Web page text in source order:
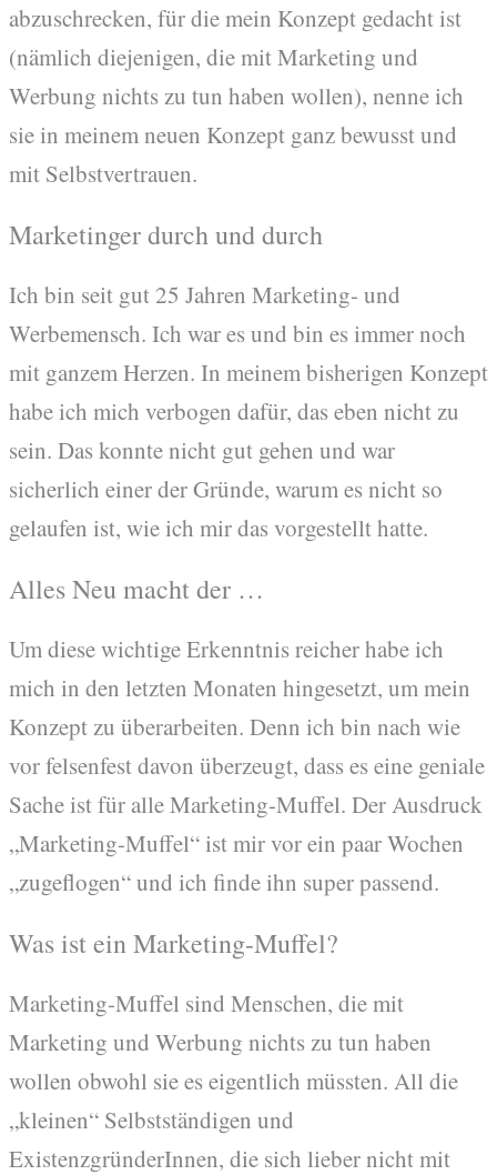
abzuschrecken, für die mein Konzept gedacht ist
(nämlich diejenigen, die mit Marketing und
Werbung nichts zu tun haben wollen), nenne ich
sie in meinem neuen Konzept ganz bewusst und
mit Selbstvertrauen.
Marketinger durch und durch
Ich bin seit gut 25 Jahren Marketing- und
Werbemensch. Ich war es und bin es immer noch
mit ganzem Herzen. In meinem bisherigen Konzept
habe ich mich verbogen dafür, das eben nicht zu
sein. Das konnte nicht gut gehen und war
sicherlich einer der Gründe, warum es nicht so
gelaufen ist, wie ich mir das vorgestellt hatte.
Alles Neu macht der …
Um diese wichtige Erkenntnis reicher habe ich
mich in den letzten Monaten hingesetzt, um mein
Konzept zu überarbeiten. Denn ich bin nach wie
vor felsenfest davon überzeugt, dass es eine geniale
Sache ist für alle Marketing-Muffel. Der Ausdruck
„Marketing-Muffel“ ist mir vor ein paar Wochen
„zugeflogen“ und ich finde ihn super passend.
Was ist ein Marketing-Muffel?
Marketing-Muffel sind Menschen, die mit
Marketing und Werbung nichts zu tun haben
wollen obwohl sie es eigentlich müssten. All die
„kleinen“ Selbstständigen und
ExistenzgründerInnen, die sich lieber nicht mit